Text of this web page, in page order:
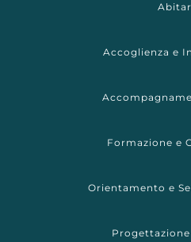
Accoglienza e
Formazione e
Orientamento e
Progettazione